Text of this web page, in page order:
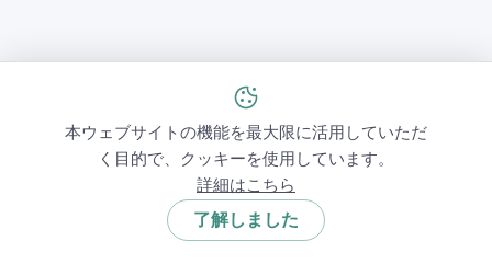
ワイヤレススピードのトラブル
シューティング
調査が完了すると、アップロード速度、ダウンロード
速度、ワイヤレス送信速度に関する調査エリアのヒー
本ウェブサイトの機能を最大限に活用していただ
く目的で、クッキーを使用しています。
詳細はこちら
了解しました